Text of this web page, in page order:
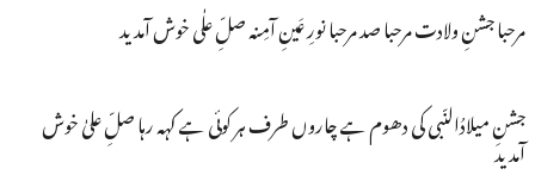
مرحبا جشنِ ولادت مرحبا صد مرحبا نورِ عَینِ آمِنہ صلِّ علٰی خوش آمدید
جشنِ میلادُالنّبی کی دھوم ہے چاروں طرف ہر کوئی ہے کہہ رہا صلِّ علیٰ خوش
آمدید